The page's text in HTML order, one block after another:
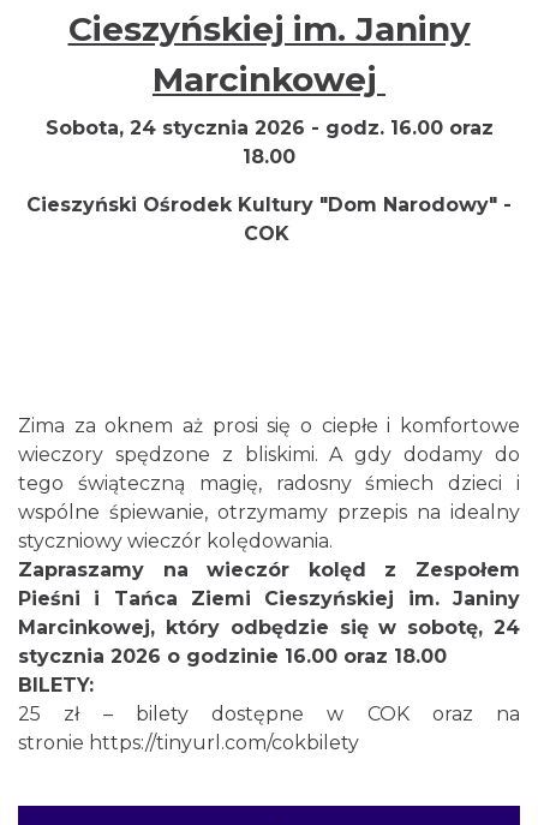
2026-08-07
0.00 km
Cieszyn
2026-08-21
0.06 km
Cieszyn
Cieszyńskiej im. Janiny
Marcinkowej
Sobota, 24 stycznia 2026 - godz. 16.00 oraz
18.00
Cieszyński Ośrodek Kultury "Dom Narodowy" -
COK
Zima za oknem aż prosi się o ciepłe i komfortowe
wieczory spędzone z bliskimi. A gdy dodamy do
tego świąteczną magię, radosny śmiech dzieci i
wspólne śpiewanie, otrzymamy przepis na idealny
styczniowy wieczór kolędowania.
Zapraszamy na wieczór kolęd z Zespołem
Pieśni i Tańca Ziemi Cieszyńskiej im. Janiny
Marcinkowej, który odbędzie się w sobotę, 24
stycznia 2026 o godzinie 16.00 oraz 18.00
BILETY:
25 zł – bilety dostępne w COK oraz na
stronie https://tinyurl.com/cokbilety